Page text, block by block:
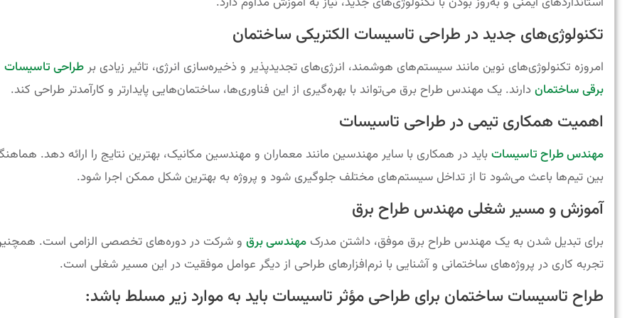
تکنولوژی‌های جدید در طراحی تاسیسات الکتریکی ساختمان
امروزه تکنولوژی‌های نوین مانند سیستم‌های هوشمند، انرژی‌های تجدیدپذیر و ذخیره‌سازی انرژی، تاثیر زیادی بر طراحی تاسیسات
برقی ساختماندارند. یک مهندس طراح برق می‌تواند با بهره‌گیری از این فناوری‌ها، ساختمان‌هایی پایدارتر و کارآمدتر طراحی کند.
اهمیت همکاری تیمی در طراحی تاسیسات
مهندس طراح تاسیساتباید در همکاری با سایر مهندسین مانند معماران و مهندسین مکانیک، بهترین نتایج را ارائه دهد.
بین تیم‌ها باعث می‌شود تا از تداخل سیستم‌های مختلف جلوگیری شود و پروژه به بهترین شکل ممکن اجرا شود.
آموزش و مسیر شغلی مهندس طراح برق
برای تبدیل شدن به یک مهندس طراح برق موفق، داشتن مدرک مهندسی برق و شرکت در دوره‌های تخصصی الزامی است.
تجربه کاری در پروژه‌های ساختمانی و آشنایی با نرم‌افزارهای طراحی از دیگر عوامل موفقیت در این مسیر شغلی است.
طراح تاسیسات ساختمان برای طراحی مؤثر تاسیسات باید به موارد زیر مسلط باشد: